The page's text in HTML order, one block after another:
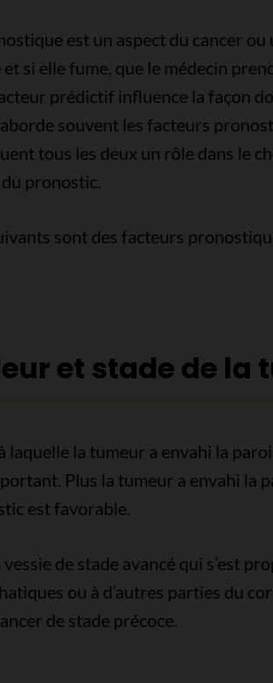
est un aspect du cancer
et si elle fume, que le médecin
prédictif influence la façon
souvent les facteurs
tous les deux un rôle dans le
pronostic.
sont des facteurs
et stade de la
laquelle la tumeur a envahi la
Plus la tumeur a envahi la
est favorable.
de stade avancé qui s’est
ou à d’autres parties du
de stade précoce.